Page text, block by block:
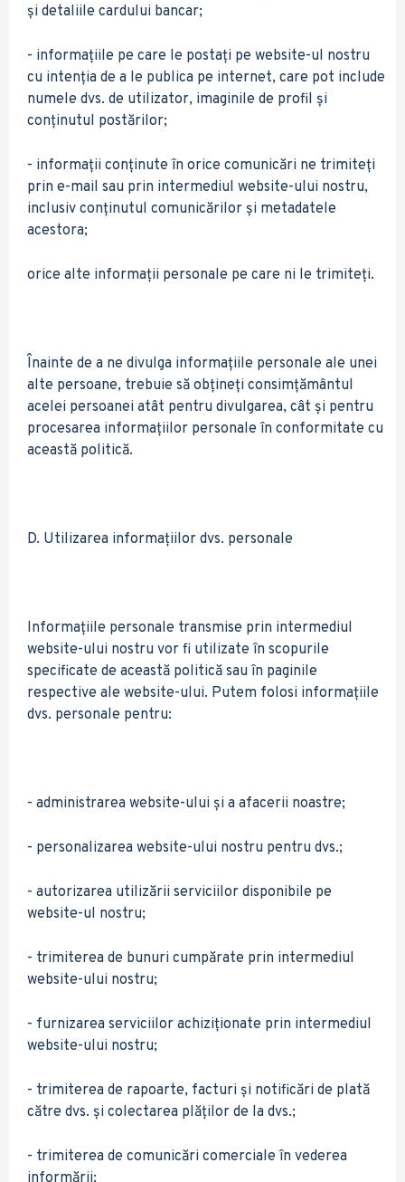
și detaliile cardului bancar;
- informațiile pe care le postați pe website-ul nostru
cu intenția de a le publica pe internet, care pot include
numele dvs. de utilizator, imaginile de profil și
conținutul postărilor;
- informații conținute în orice comunicări ne trimiteți
prin e-mail sau prin intermediul website-ului nostru,
inclusiv conținutul comunicărilor și metadatele
acestora;
orice alte informații personale pe care ni le trimiteți.
Înainte de a ne divulga informațiile personale ale unei
alte persoane, trebuie să obțineți consimțământul
acelei persoanei atât pentru divulgarea, cât și pentru
procesarea informațiilor personale în conformitate cu
această politică.
D. Utilizarea informațiilor dvs. personale
Informațiile personale transmise prin intermediul
website-ului nostru vor fi utilizate în scopurile
specificate de această politică sau în paginile
respective ale website-ului. Putem folosi informațiile
dvs. personale pentru:
- administrarea website-ului și a afacerii noastre;
- personalizarea website-ului nostru pentru dvs.;
- autorizarea utilizării serviciilor disponibile pe
website-ul nostru;
- trimiterea de bunuri cumpărate prin intermediul
website-ului nostru;
- furnizarea serviciilor achiziționate prin intermediul
website-ului nostru;
- trimiterea de rapoarte, facturi și notificări de plată
către dvs. și colectarea plăților de la dvs.;
- trimiterea de comunicări comerciale în vederea
informării;